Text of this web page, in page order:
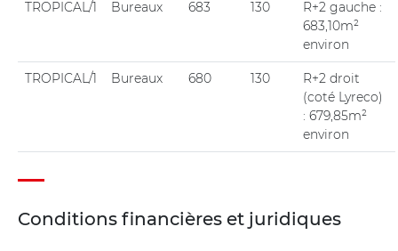
TROPICAL/1 Bureaux 683 130
R+2 gauche :
683,10m²
environ
TROPICAL/1 Bureaux 680 130
R+2 droit
(coté Lyreco)
: 679,85m²
environ
Conditions financières et juridiques